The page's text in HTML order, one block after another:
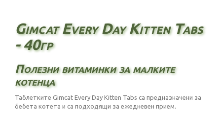
Gimcat Every Day Kitten Tabs
- 40гр
Полезни витаминки за малките
котенца
Таблетките Gimcat Every Day Kitten Tabs са предназначени за
бебета котета и са подходящи за ежедневен прием.